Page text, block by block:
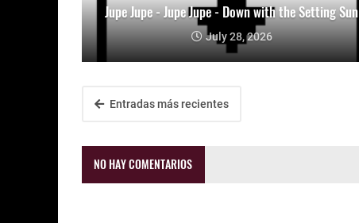
Jupe Jupe - Jupe Jupe - Down with the Setting Sun
July 28, 2026
Entradas más recientes
NO HAY COMENTARIOS